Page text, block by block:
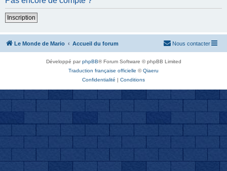
Inscription
Le Monde de Mario Accueil du forum Nous contacter
Développé parphpBB® Forum Software © phpBB Limited
Traduction française officielle ©Qiaeru
Confidentialité | Conditions